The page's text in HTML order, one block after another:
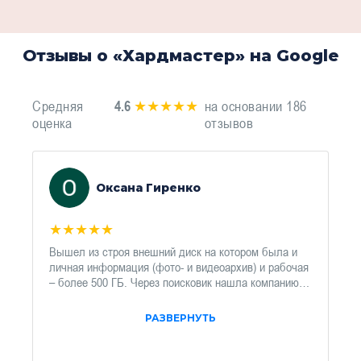
Отзывы о «Хардмастер» на Google
Средняя
оценка
4.6 ★★★★★ на основании 186
отзывов
Оксана Гиренко
★★★★★
Вышел из строя внешний диск на котором была и
личная информация (фото- и видеоархив) и рабочая
– более 500 ГБ. Через поисковик нашла компанию
в Москву транспортной компанией СДЕК (проживаю
РАЗВЕРНУТЬ